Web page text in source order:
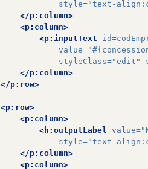
style="text-
</p:column>
<p:column>
<p:inputText
id=
value=
styleClass="edit"
</p:column>
</p:row>
<p:row>
<p:column>
<h:outputLabel value=
style="text-
</p:column>
<p:column>